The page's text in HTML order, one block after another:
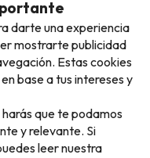
para visitar el
hasta noviembre, el
y pasajes del
pero también donde
los que reservan con
darte una experiencia
mostrarte publicidad
Estas cookies
base a tus intereses y
que te podamos
y relevante. Si
leer nuestra